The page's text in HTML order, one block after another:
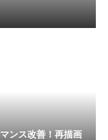
ンス改善！再描画